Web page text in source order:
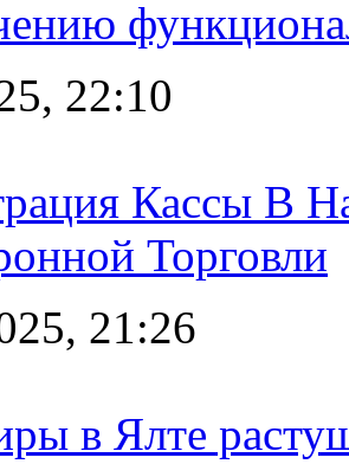
22:10
Кассы В
Торговли
21:26
в Ялте